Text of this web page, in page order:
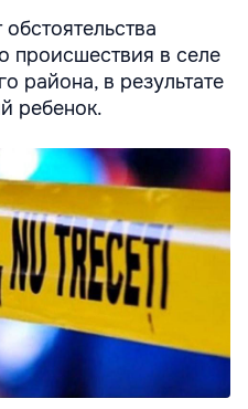
происшествия в селе
района, в результате
ребенок.